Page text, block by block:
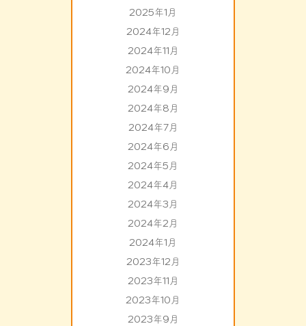
2025年1月
2024年12月
2024年11月
2024年10月
2024年9月
2024年8月
2024年7月
2024年6月
2024年5月
2024年4月
2024年3月
2024年2月
2024年1月
2023年12月
2023年11月
2023年10月
2023年9月